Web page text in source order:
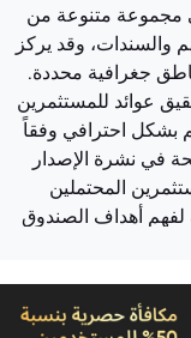
مجموعة متنوعة من
والسندات، وقد يركز
جغرافية محددة.
عوائد للمستثمرين
بشكل احترافي وفقاً
في نشرة الإصدار
المحتملين
لفهم أهداف الصندوق